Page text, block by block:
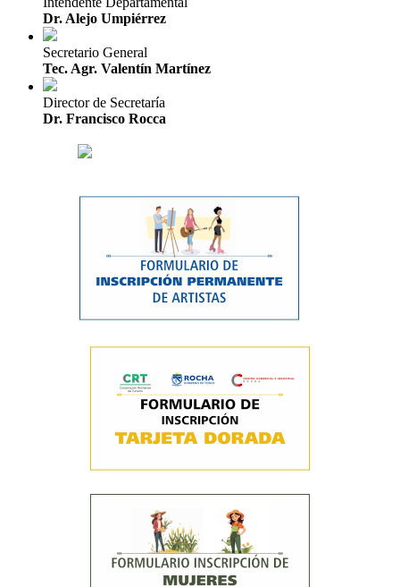
Dr. Alejo Umpiérrez
Secretario General
Tec. Agr. Valentín Martínez
Director de Secretaría
Dr. Francisco Rocca